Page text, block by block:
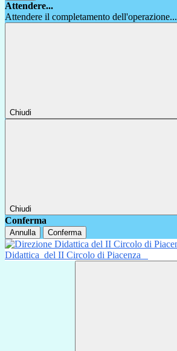
Attendere...
Attendere il completamento dell'operazione...
Chiudi
Chiudi
Conferma
Annulla Conferma
Didattica del II Circolo di Piacenza